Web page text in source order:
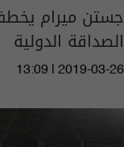
جستن ميرام
الصداقة الدولية
13:09 | 2019-03-26